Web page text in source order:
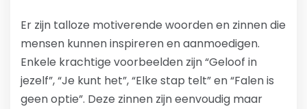
Er zijn talloze motiverende woorden en zinnen die
mensen kunnen inspireren en aanmoedigen.
Enkele krachtige voorbeelden zijn “Geloof in
jezelf”, “Je kunt het”, “Elke stap telt” en “Falen is
geen optie”. Deze zinnen zijn eenvoudig maar